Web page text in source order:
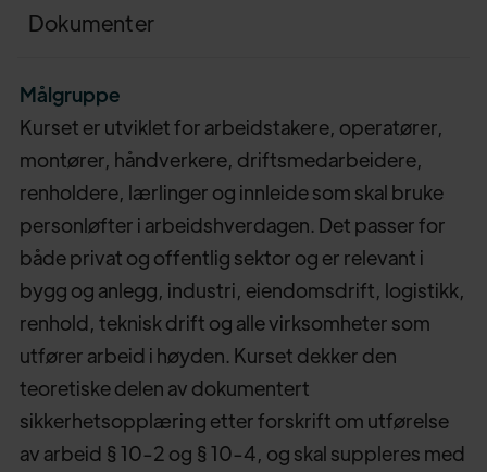
Dokumenter
Målgruppe
Kurset er utviklet for arbeidstakere, operatører,
montører, håndverkere, driftsmedarbeidere,
renholdere, lærlinger og innleide som skal bruke
personløfter i arbeidshverdagen. Det passer for
både privat og offentlig sektor og er relevant i
bygg og anlegg, industri, eiendomsdrift, logistikk,
renhold, teknisk drift og alle virksomheter som
utfører arbeid i høyden. Kurset dekker den
teoretiske delen av dokumentert
sikkerhetsopplæring etter forskrift om utførelse
av arbeid § 10-2 og § 10-4, og skal suppleres med